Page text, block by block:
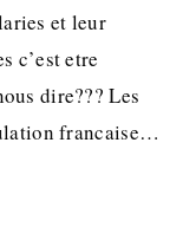
et leur
c’est etre
dire??? Les
francaise…